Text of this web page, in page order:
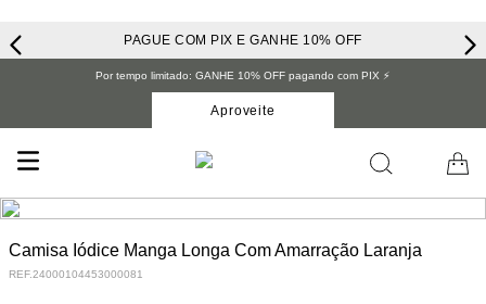
PAGUE COM PIX E GANHE 10% OFF
Por tempo limitado: GANHE 10% OFF pagando com PIX ⚡️
Aproveite
Camisa Iódice Manga Longa Com Amarração Laranja
REF.24000104453000081